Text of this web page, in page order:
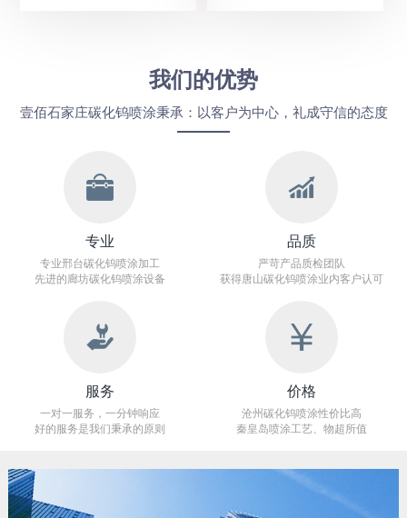
我们的优势
壹佰石家庄碳化钨喷涂秉承：以客户为中心，礼成守信的态度
专业
专业邢台碳化钨喷涂加工
先进的廊坊碳化钨喷涂设备
品质
严苛产品质检团队
获得唐山碳化钨喷涂业内客户认可
服务
一对一服务，一分钟响应
好的服务是我们秉承的原则
价格
沧州碳化钨喷涂性价比高
秦皇岛喷涂工艺、物超所值